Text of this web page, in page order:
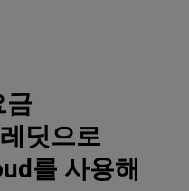
금
딧으로
를 사용해